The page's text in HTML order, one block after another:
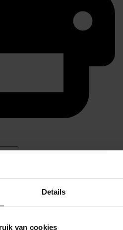
Details
van cookies